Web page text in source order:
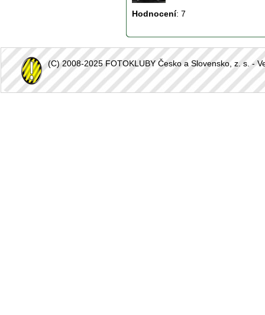
Hodnocení: 7
(C) 2008-2025 FOTOKLUBY Česko a Slovensko, z. s. -